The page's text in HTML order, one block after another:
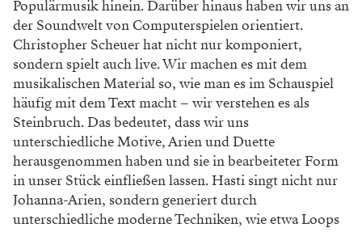
Populärmusik hinein. Darüber hinaus haben wir uns an
der Soundwelt von Computerspielen orientiert.
Christopher Scheuer hat nicht nur komponiert,
sondern spielt auch live. Wir machen es mit dem
musikalischen Material so, wie man es im Schauspiel
häufig mit dem Text macht – wir verstehen es als
Steinbruch. Das bedeutet, dass wir uns
unterschiedliche Motive, Arien und Duette
herausgenommen haben und sie in bearbeiteter Form
in unser Stück einfließen lassen. Hasti singt nicht nur
Johanna-Arien, sondern generiert durch
unterschiedliche moderne Techniken, wie etwa Loops